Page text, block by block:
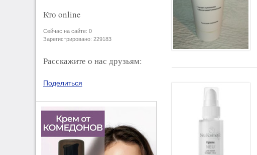
Кто online
Сейчас на сайте: 0
Зарегистрировано: 229183
Расскажите о нас друзьям:
Поделиться